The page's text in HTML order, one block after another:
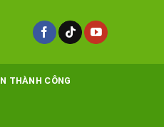
THÀNH CÔNG